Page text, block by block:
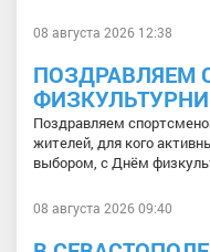
08 августа 2026 12:38
ПОЗДРАВЛЯЕМ
Поздравляем
жителей, для кого
выбором, с Днём
08 августа 2026 09:40